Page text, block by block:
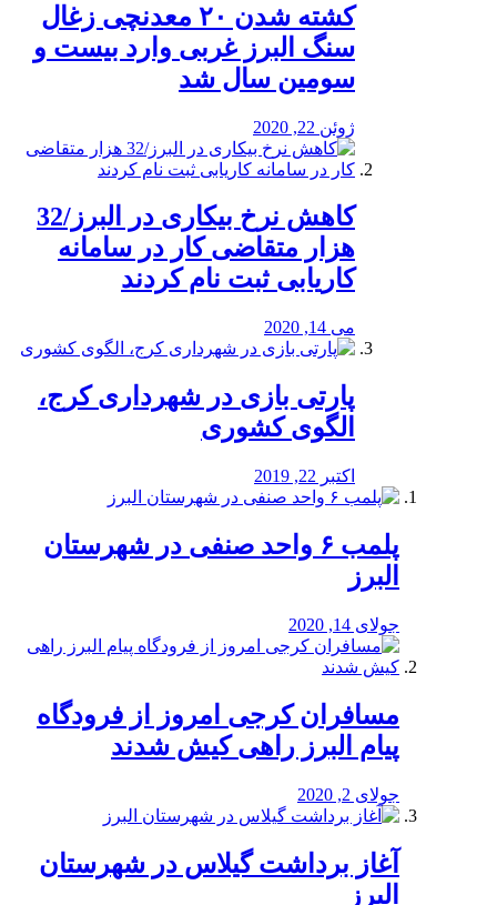
کشته شدن ۲۰ معدنچی زغال
سنگ البرز غربی وارد بیست و
سومین سال شد
ژوئن 22, 2020
کاهش نرخ بیکاری در البرز/32
هزار متقاضی کار در سامانه
کاریابی ثبت نام کردند
می 14, 2020
پارتی بازی در شهرداری کرج،
الگوی کشوری
اکتبر 22, 2019
پلمب ۶ واحد صنفی در شهرستان
البرز
جولای 14, 2020
مسافران کرجی امروز از فرودگاه
پیام البرز راهی کیش شدند
جولای 2, 2020
آغاز برداشت گیلاس در شهرستان
البرز